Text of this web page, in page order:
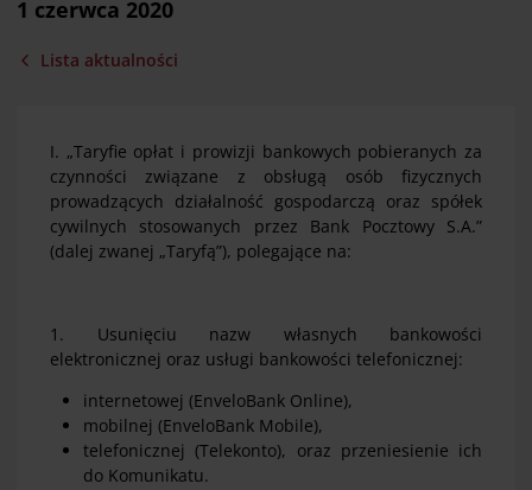
1 czerwca 2020
Lista aktualności
I. „Taryfie opłat i prowizji bankowych pobieranych za
czynności związane z obsługą osób fizycznych
prowadzących działalność gospodarczą oraz spółek
cywilnych stosowanych przez Bank Pocztowy S.A.”
(dalej zwanej „Taryfą”), polegające na:
1. Usunięciu nazw własnych bankowości
elektronicznej oraz usługi bankowości telefonicznej:
internetowej (EnveloBank Online),
mobilnej (EnveloBank Mobile),
telefonicznej (Telekonto), oraz przeniesienie ich
do Komunikatu.